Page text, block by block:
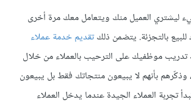
ليشتري العميل منك ويتعامل معك مرة أخرى
بالتجزئة. يتضمن ذلكتقديم خدمة عملاء
موظفيك على الترحيب بالعملاء من خلال
وذكّرهم بأنهم لا يبيعون منتجاتك فقط بل يبيعون
تجربة العملاء الجيدة عندما يدخل العملاء